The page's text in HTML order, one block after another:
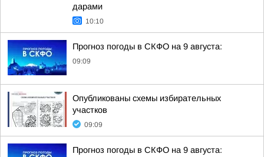
дарами
10:10
Прогноз погоды в СКФО на 9 августа:
09:09
Опубликованы схемы избирательных
участков
09:09
Прогноз погоды в СКФО на 9 августа: